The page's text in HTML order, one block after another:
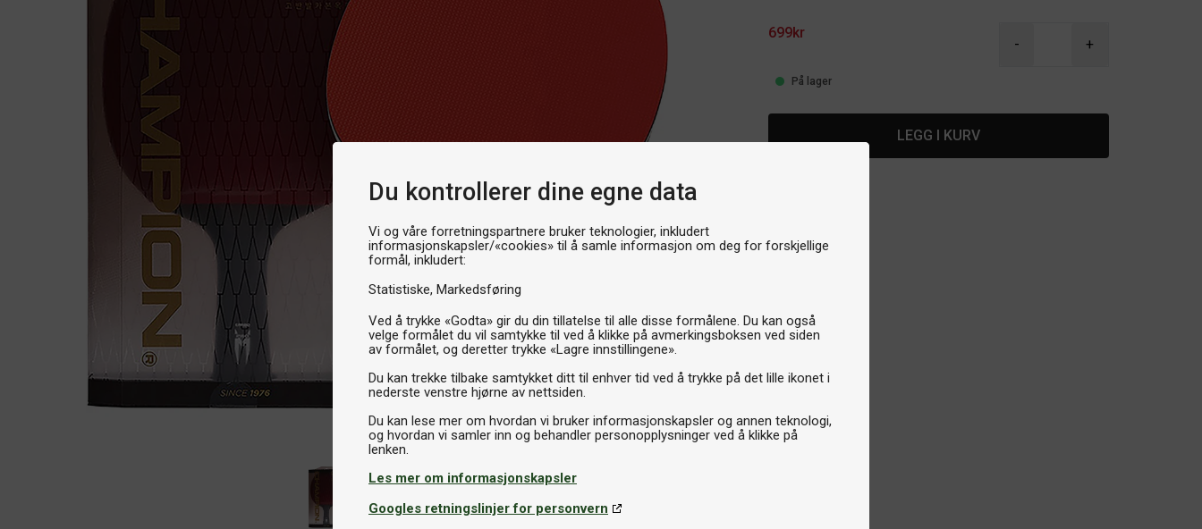
Du kontrollerer dine egne data
Vi og våre forretningspartnere bruker teknologier, inkludert
informasjonskapsler/«cookies» til å samle informasjon om deg for forskjellige
formål, inkludert:
Statistiske Markedsføring
Ved å trykke «Godta» gir du din tillatelse til alle disse formålene. Du kan også
velge formålet du vil samtykke til ved å klikke på avmerkingsboksen ved siden
av formålet, og deretter trykke «Lagre innstillingene».
Du kan trekke tilbake samtykket ditt til enhver tid ved å trykke på det lille ikonet i
nederste venstre hjørne av nettsiden.
Du kan lese mer om hvordan vi bruker informasjonskapsler og annen teknologi,
og hvordan vi samler inn og behandler personopplysninger ved å klikke på
Les mer om informasjonskapsler
Googles retningslinjer for personvern
Product information
699kr
- +
På lager
LEGG I KURV